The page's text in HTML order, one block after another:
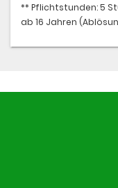
** Pflichtstunden: 5
ab 16 Jahren